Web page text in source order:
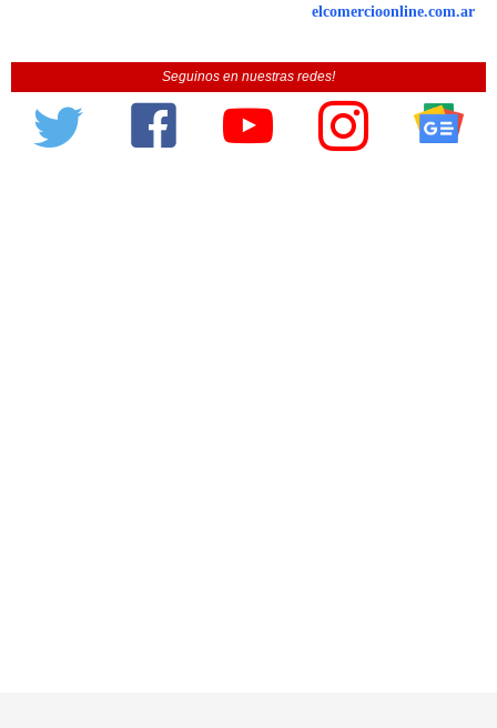
elcomercioonline.com.ar
Seguinos en nuestras redes!